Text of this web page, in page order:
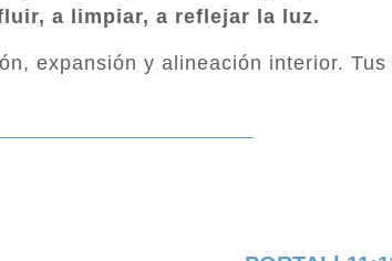
a limpiar, a reflejar la luz.
expansión y alineación interior. Tus